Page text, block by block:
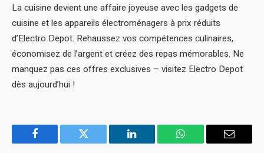
La cuisine devient une affaire joyeuse avec les gadgets de
cuisine et les appareils électroménagers à prix réduits
d’Electro Depot. Rehaussez vos compétences culinaires,
économisez de l’argent et créez des repas mémorables. Ne
manquez pas ces offres exclusives – visitez Electro Depot
dès aujourd’hui !
Facebook Twitter LinkedIn WhatsApp Email